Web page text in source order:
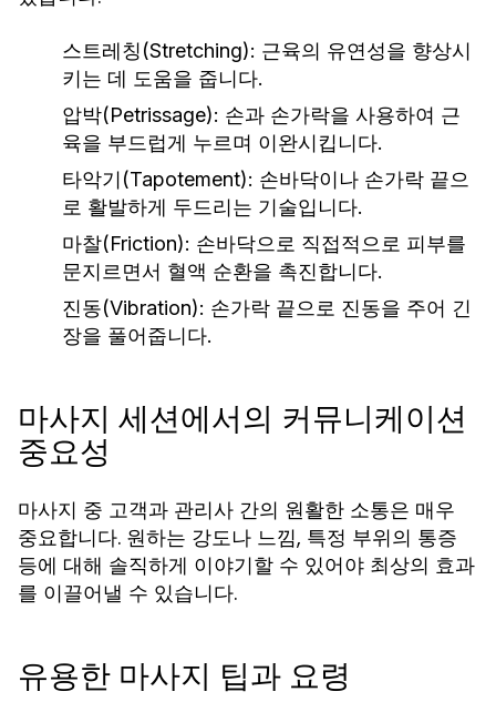
스트레칭(Stretching): 근육의 유연성을 향상시
키는 데 도움을 줍니다.
압박(Petrissage): 손과 손가락을 사용하여 근
육을 부드럽게 누르며 이완시킵니다.
타악기(Tapotement): 손바닥이나 손가락 끝으
로 활발하게 두드리는 기술입니다.
마찰(Friction): 손바닥으로 직접적으로 피부를
문지르면서 혈액 순환을 촉진합니다.
진동(Vibration): 손가락 끝으로 진동을 주어 긴
장을 풀어줍니다.
마사지 세션에서의 커뮤니케이션
중요성
마사지 중 고객과 관리사 간의 원활한 소통은 매우
중요합니다. 원하는 강도나 느낌, 특정 부위의 통증
등에 대해 솔직하게 이야기할 수 있어야 최상의 효과
를 이끌어낼 수 있습니다.
유용한 마사지 팁과 요령